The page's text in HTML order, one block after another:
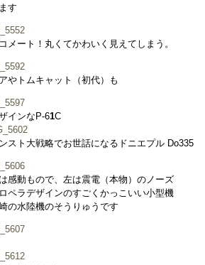
す
メート！丸くてかわいく見えてしまう。
やトムキャット（初代）も
インなP-61C
スト大戦略でお世話になるドニエプル Do335
感動もので、左は震電（本物）のノーズ
ペラデザインのすごくかっこいい小型機
の水陸機のそうりゅうです